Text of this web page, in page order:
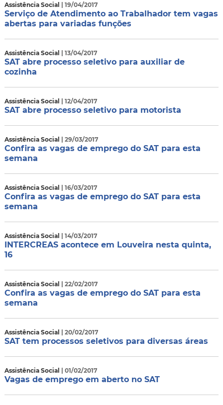
Assistência Social | 19/04/2017
Serviço de Atendimento ao Trabalhador tem vagas
abertas para variadas funções
Assistência Social | 13/04/2017
SAT abre processo seletivo para auxiliar de
cozinha
Assistência Social | 12/04/2017
SAT abre processo seletivo para motorista
Assistência Social | 29/03/2017
Confira as vagas de emprego do SAT para esta
semana
Assistência Social | 16/03/2017
Confira as vagas de emprego do SAT para esta
semana
Assistência Social | 14/03/2017
INTERCREAS acontece em Louveira nesta quinta,
16
Assistência Social | 22/02/2017
Confira as vagas de emprego do SAT para esta
semana
Assistência Social | 20/02/2017
SAT tem processos seletivos para diversas áreas
Assistência Social | 01/02/2017
Vagas de emprego em aberto no SAT